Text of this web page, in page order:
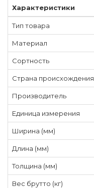
Характеристики
Тип товара
Материал
Сортность
Страна происхождения
Производитель
Единица измерения
Ширина (мм)
Длина (мм)
Толщина (мм)
Вес брутто (кг)